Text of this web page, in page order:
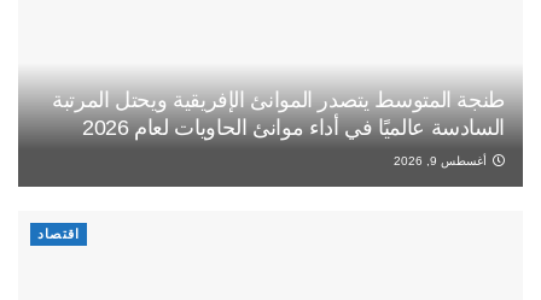
طنجة المتوسط يتصدر الموانئ الإفريقية ويحتل المرتبة
السادسة عالميًا في أداء موانئ الحاويات لعام 2026
أغسطس 9, 2026
اقتصاد